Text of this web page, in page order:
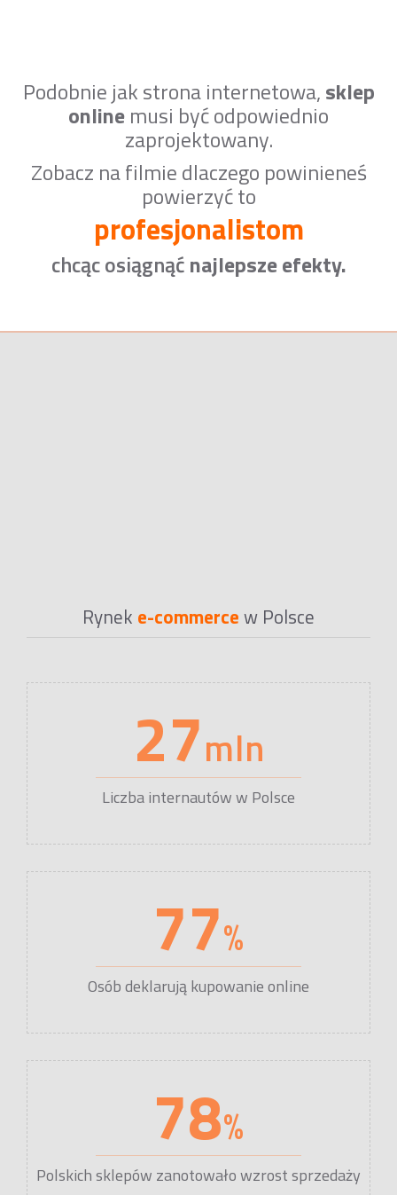
Podobnie jak strona internetowa,sklep
onlinemusi być odpowiednio
zaprojektowany.
Zobacz na filmie dlaczego powinieneś
powierzyć to
profesjonalistom
chcąc osiągnąćnajlepsze efekty.
Rynek e-commercew Polsce
27mln
Liczba internautów w Polsce
77%
Osób deklarują kupowanie online
78%
Polskich sklepów zanotowało wzrost sprzedaży